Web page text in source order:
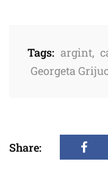
Tags: argint,
Georgeta
Share: